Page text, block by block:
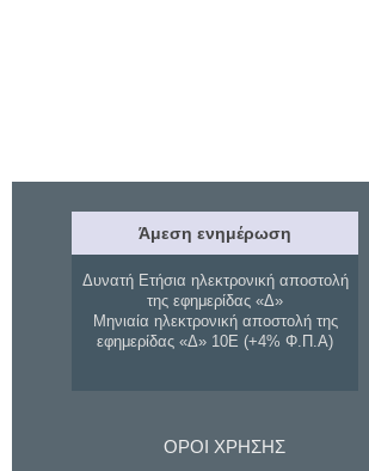
Άμεση ενημέρωση
Δυνατή Ετήσια ηλεκτρονική αποστολή
της εφημερίδας «Δ»
Μηνιαία ηλεκτρονική αποστολή της
εφημερίδας «Δ» 10Ε (+4% Φ.Π.Α)
ΟΡΟΙ ΧΡΗΣΗΣ